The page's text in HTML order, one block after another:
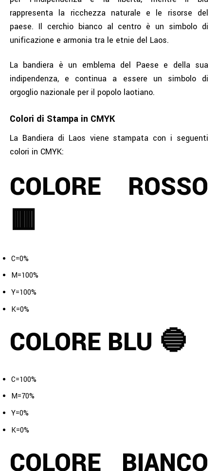
rappresenta la ricchezza naturale e le risorse del
paese. Il cerchio bianco al centro è un simbolo di
unificazione e armonia tra le etnie del Laos.
La bandiera è un emblema del Paese e della sua
indipendenza, e continua a essere un simbolo di
orgoglio nazionale per il popolo laotiano.
Colori di Stampa in CMYK
La Bandiera di Laos viene stampata con i seguenti
colori in CMYK:
COLORE ROSSO
🟥
C=0%
M=100%
Y=100%
K=0%
COLORE BLU 🔵
C=100%
M=70%
Y=0%
K=0%
COLORE BIANCO